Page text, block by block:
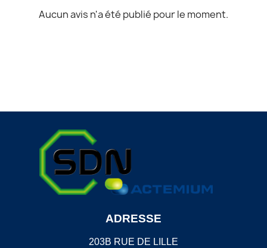
Aucun avis n'a été publié pour le moment.
ADRESSE
203B RUE DE LILLE